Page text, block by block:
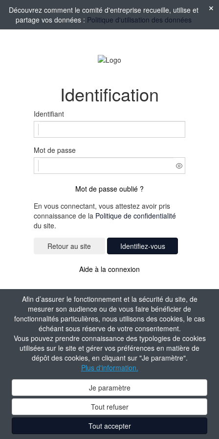
Afin d’assurer le fonctionnement et la sécurité du site, de
mesurer son audience ou de vous faire bénéficier de
fonctionnalités particulières, nous utilisons des cookies, le cas
échéant sous réserve de votre consentement.
Vous pouvez prendre connaissance des typologies de cookies
utilisées sur le site et gérer vos préférences en matière de
dépôt des cookies, en cliquant sur "Je paramètre".
Plus d'information.
Je paramètre
Tout refuser
Tout accepter
Découvrez comment le comité d'entreprise recueille, utilise et
partage vos données : Politique d'utilisation des données
Identification
Identifiant
Mot de passe
Mot de passe oublié ?
En vous connectant, vous attestez avoir pris
connaissance de la Politique de confidentialité
du site.
Identifiez-vous
Aide à la connexion